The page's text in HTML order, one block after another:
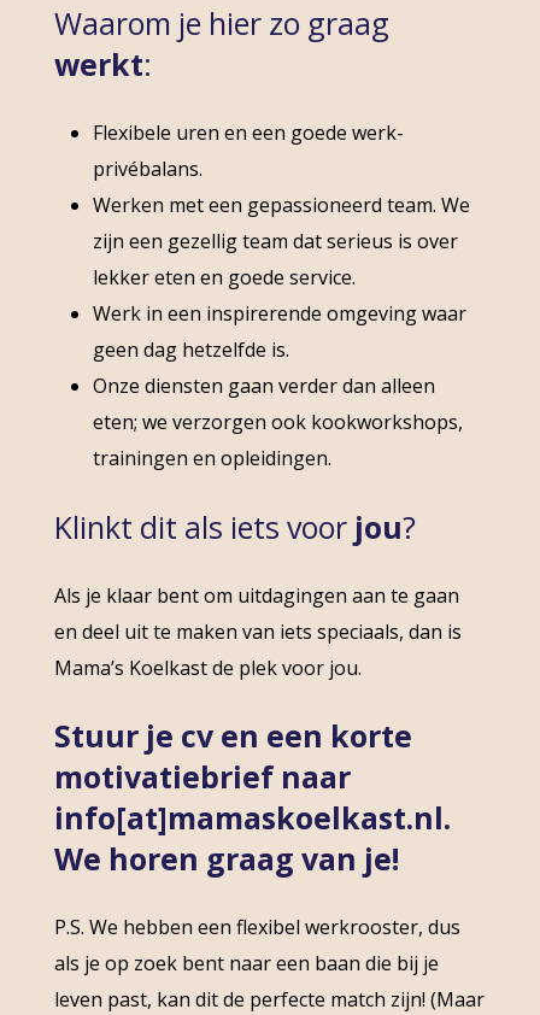
Waarom je hier zo graag
werkt:
Flexibele uren en een goede werk-
privébalans.
Werken met een gepassioneerd team. We
zijn een gezellig team dat serieus is over
lekker eten en goede service.
Werk in een inspirerende omgeving waar
geen dag hetzelfde is.
Onze diensten gaan verder dan alleen
eten; we verzorgen ook kookworkshops,
trainingen en opleidingen.
Klinkt dit als iets voor jou?
Als je klaar bent om uitdagingen aan te gaan
en deel uit te maken van iets speciaals, dan is
Mama’s Koelkast de plek voor jou.
Stuur je cv en een korte
motivatiebrief naar
info[at]mamaskoelkast.nl.
We horen graag van je!
P.S. We hebben een flexibel werkrooster, dus
als je op zoek bent naar een baan die bij je
leven past, kan dit de perfecte match zijn! (Maar